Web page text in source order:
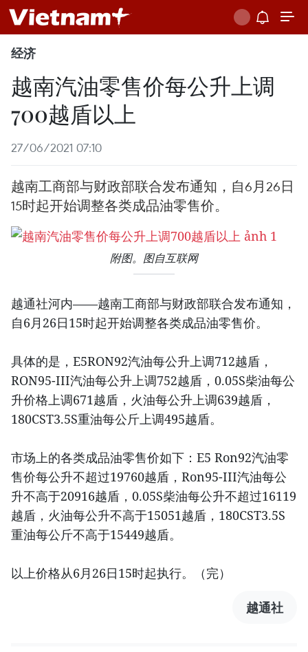
经济
越南汽油零售价每公升上调
700越盾以上
27/06/2021 07:10
越南工商部与财政部联合发布通知，自6月26日
15时起开始调整各类成品油零售价。
附图。图自互联网
越通社河内——越南工商部与财政部联合发布通知，
自6月26日15时起开始调整各类成品油零售价。
具体的是，E5RON92汽油每公升上调712越盾，
RON95-III汽油每公升上调752越盾，0.05S柴油每公
升价格上调671越盾，火油每公升上调639越盾，
180CST3.5S重油每公斤上调495越盾。
市场上的各类成品油零售价如下：E5 Ron92汽油零
售价每公升不超过19760越盾，Ron95-III汽油每公
升不高于20916越盾，0.05S柴油每公升不超过16119
越盾，火油每公升不高于15051越盾，180CST3.5S
重油每公斤不高于15449越盾。
以上价格从6月26日15时起执行。（完）
越通社